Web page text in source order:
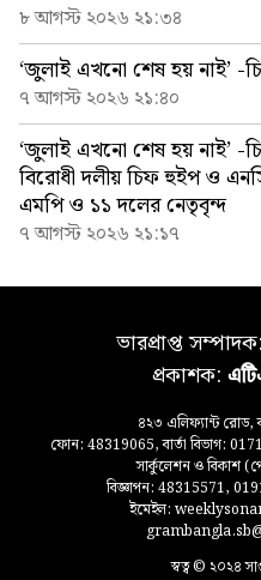
৮ আগস্ট ২০২৬ ২১:৩৪
‘জুলাই এখনো শেষ হয় নাই’ -
৭ আগস্ট ২০২৬ ২১:৪০
‘জুলাই এখনো শেষ হয় নাই’ -
বিরোধী দলীয় চিফ হুইপ ও
এমপি ও ১১ দলের নেতৃবৃন্দ
৭ আগস্ট ২০২৬ ২১:১৭
ভারপ্রাপ্ত সম্পাদক:
প্রকাশক:
৪২৩ এলিফ্যান্ট রোড,
ফোন: 48319065, বার্তা বিভাগ:
সার্কুলেশন ও বিকাশ
বিজ্ঞাপন: 48315571,
ইমেইল:
স্বত্ব © ২০২৪